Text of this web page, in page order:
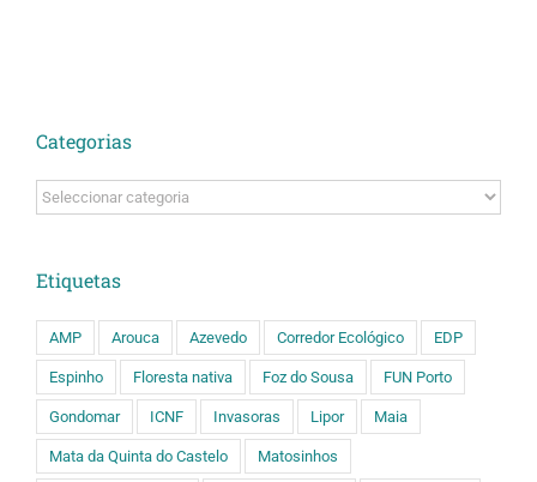
Categorias
Categorias
Etiquetas
AMP Arouca Azevedo Corredor Ecológico EDP
Espinho Floresta nativa Foz do Sousa FUN Porto
Gondomar ICNF Invasoras Lipor Maia
Mata da Quinta do Castelo Matosinhos